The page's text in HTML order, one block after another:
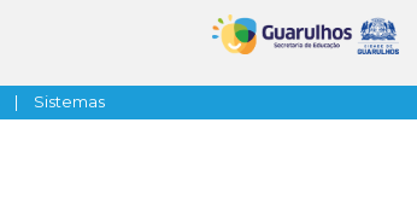
| Sistemas